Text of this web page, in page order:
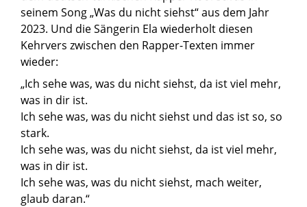
seinem Song „Was du nicht siehst“ aus dem Jahr
2023. Und die Sängerin Ela wiederholt diesen
Kehrvers zwischen den Rapper-Texten immer
wieder:
„Ich sehe was, was du nicht siehst, da ist viel mehr,
was in dir ist.
Ich sehe was, was du nicht siehst und das ist so, so
stark.
Ich sehe was, was du nicht siehst, da ist viel mehr,
was in dir ist.
Ich sehe was, was du nicht siehst, mach weiter,
glaub daran.“